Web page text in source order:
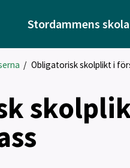
Stordammens skola
/ Obligatorisk skolplikt i